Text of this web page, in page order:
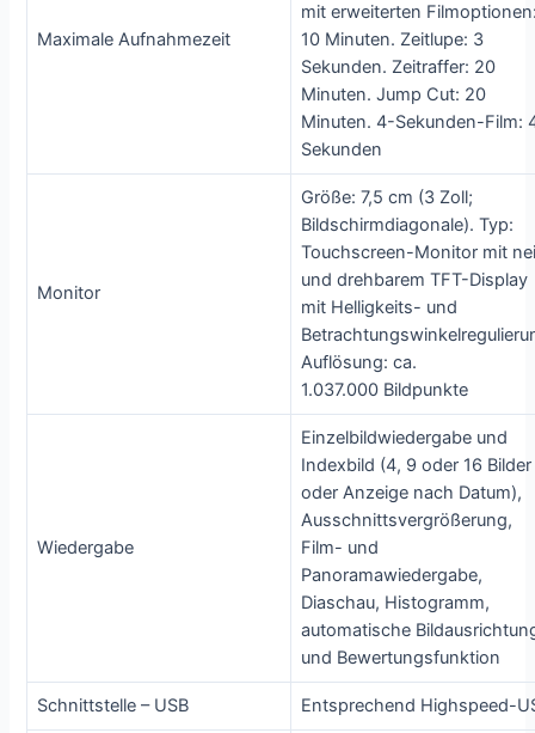
Maximale Aufnahmezeit
mit erweiterten
10 Minuten. Zeitlupe: 3
Sekunden. Zeitraffer: 20
Minuten. Jump Cut: 20
Minuten. 4-Sekunden-Film:
Sekunden
Monitor
Größe: 7,5 cm (3 Zoll;
Bildschirmdiagonale). Typ:
Touchscreen-Monitor mit
und drehbarem TFT-Display
mit Helligkeits- und
Auflösung: ca.
1.037.000 Bildpunkte
Wiedergabe
Einzelbildwiedergabe und
Indexbild (4, 9 oder 16 Bilder
oder Anzeige nach Datum),
Ausschnittsvergrößerung,
Film- und
Panoramawiedergabe,
Diaschau, Histogramm,
automatische
und Bewertungsfunktion
Schnittstelle – USB Entsprechend Highspeed-